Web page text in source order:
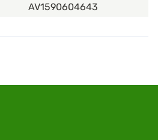
AV1590604643